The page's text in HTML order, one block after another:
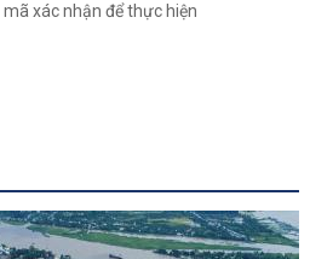
mã xác nhận để thực hiện